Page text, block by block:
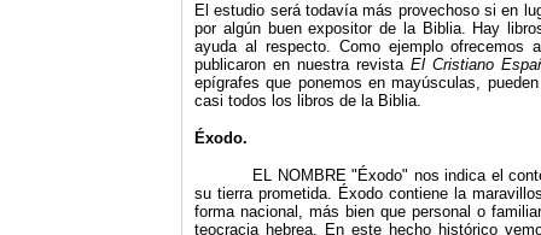
El estudio será todavía más provechoso si en
por algún buen expositor de la Biblia. Hay
ayuda al respecto. Como ejemplo
publicaron en nuestra revista El Cristiano
epígrafes que ponemos en mayúsculas,
casi todos los libros de la Biblia.
Éxodo.
EL NOMBRE "Éxodo" nos indica el
su tierra prometida. Éxodo contiene la
forma nacional, más bien que personal o
teocracia hebrea. En este hecho histórico